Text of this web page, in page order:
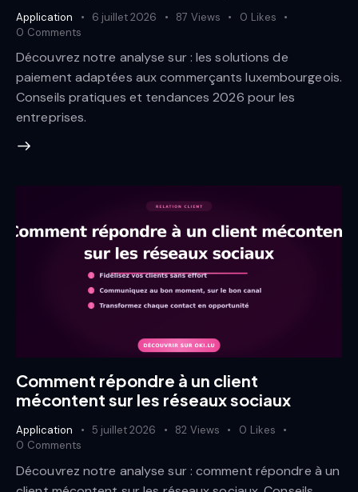
Application 6 juillet 2026 87 Views 0 Likes
0 Comments
Découvrez notre analyse sur : les solutions de
paiement adaptées aux commerçants luxembourgeois.
Conseils pratiques et tendances 2026 pour les
entreprises.
Comment répondre à un client
mécontent sur les réseaux sociaux
Application 5 juillet 2026 82 Views 0 Likes
0 Comments
Découvrez notre analyse sur : comment répondre à un